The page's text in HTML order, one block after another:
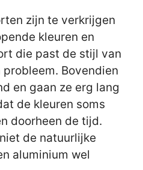
zijn te verkrijgen
kleuren en
die past de stijl van
Bovendien
en gaan ze erg lang
de kleuren soms
doorheen de tijd.
de natuurlijke
aluminium wel